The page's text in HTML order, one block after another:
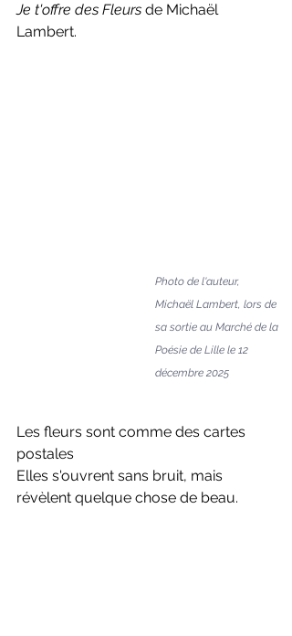
Je t'offre des Fleurs de Michaël
Lambert.
Photo de l'auteur,
Michaël Lambert, lors de
sa sortie au Marché de la
Poésie de Lille le 12
décembre 2025
Les fleurs sont comme des cartes
postales
Elles s'ouvrent sans bruit, mais
révèlent quelque chose de beau.